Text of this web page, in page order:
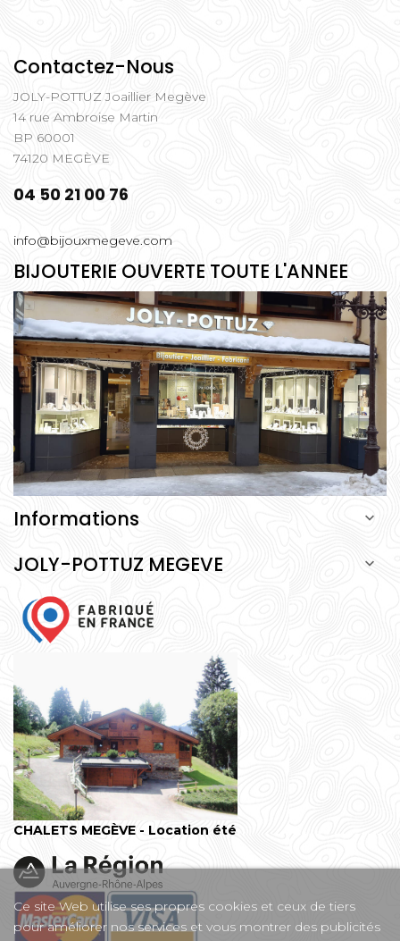
Contactez-Nous
JOLY-POTTUZ Joaillier Megève
14 rue Ambroise Martin
BP 60001
74120 MEGÈVE
04 50 21 00 76
info@bijouxmegeve.com
BIJOUTERIE OUVERTE TOUTE L'ANNEE
Informations 
JOLY-POTTUZ MEGEVE 
CHALETS MEGÈVE - Location été
Ce site Web utilise ses propres cookies et ceux de tiers
pour améliorer nos services et vous montrer des publicités